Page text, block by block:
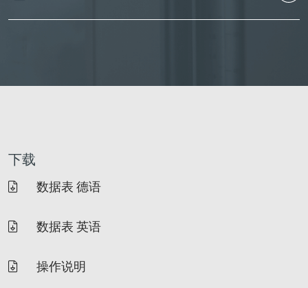
下载
数据表 德语
数据表 英语
操作说明